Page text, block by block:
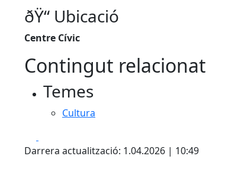
ðŸ“ Ubicació
Centre Cívic
Contingut relacionat
Temes
Cultura
Darrera actualització: 1.04.2026 | 10:49